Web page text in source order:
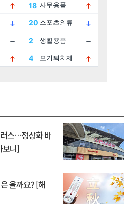
스…정상화 바
보니]
올까요? [해